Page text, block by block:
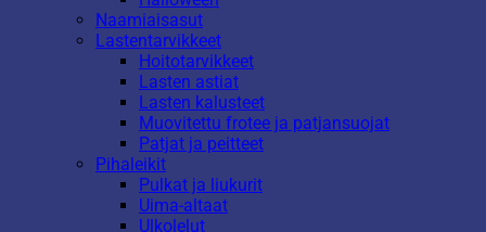
Naamiaisasut
Lastentarvikkeet
Hoitotarvikkeet
Lasten astiat
Lasten kalusteet
Muovitettu frotee ja patjansuojat
Patjat ja peitteet
Pihaleikit
Pulkat ja liukurit
Uima-altaat
Ulkolelut